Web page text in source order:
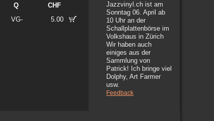
Q
CHF
VG- 5.00
Jazzvinyl.ch ist am
Sonntag 06. April ab
10 Uhr an der
Schallplattenbörse im
Volkshaus in Zürich
Wir haben auch
einiges aus der
Sammlung von
Patrick! Ich bringe viel
Dolphy, Art Farmer
usw.
Feedback